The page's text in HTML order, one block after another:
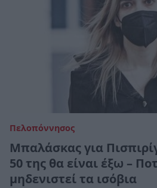
Πελοπόννησος
Μπαλάσκας για
50 της θα είναι έξω –
μηδενιστεί τα ισόβια